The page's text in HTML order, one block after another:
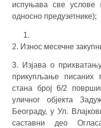
испуњава све услове
односно предузетнике);
2. Износ месечне
3. Изјава о
прикупљање писаних
стана број 6/2
уличног објекта
Београду, у Ул.
саставни део